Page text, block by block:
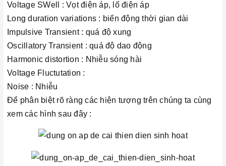
Voltage SWell : Vọt điện áp, lố điện áp
Long duration variations : biến động thời gian dài
Impulsive Transient : quá độ xung
Oscillatory Transient : quá độ dao động
Harmonic distortion : Nhiễu sóng hài
Voltage Fluctutation :
Noise : Nhiễu
Để phân biệt rõ ràng các hiện tượng trên chúng ta cùng
xem các hình sau đây :